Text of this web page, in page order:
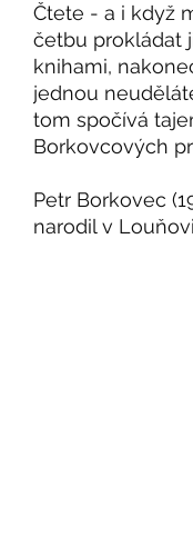
Čtete - a i když
četbu prokládat
knihami,
jednou
tom spočívá
Borkovcových
Petr Borkovec
narodil v